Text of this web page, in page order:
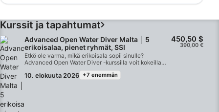
Kurssit ja tapahtumat
Advanced Open Water Diver Malta │ 5
erikoisalaa, pienet ryhmät, SSI
Etkö ole varma, mikä erikoisala sopii sinulle?
Advanced Open Water Diver -kurssilla voit kokeilla
viittä eri erikoisalaa ennen kuin sitoudut koko
kurssiin.Tyypillisiä erikoisaloja: Perfect Buoyancy,
10. elokuuta 2026 +7 enemmän
450,50 $
390,00 €